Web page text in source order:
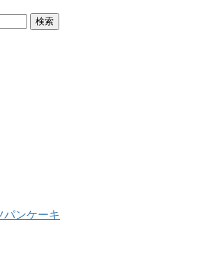
パンケーキ